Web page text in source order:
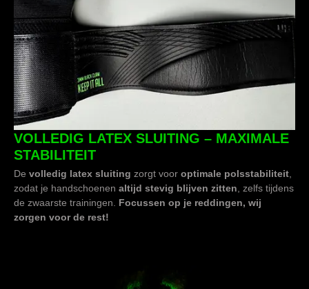
VOLLEDIG LATEX SLUITING – MAXIMALE
STABILITEIT
De volledig latex sluiting zorgt voor optimale polsstabiliteit
zodat je handschoenen altijd stevig blijven zitten , zelfs tijdens
de zwaarste trainingen. Focussen op je reddingen, wij
zorgen voor de rest!